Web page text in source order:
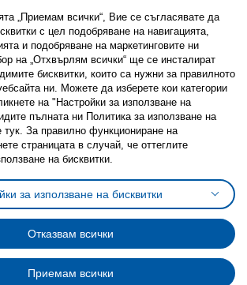
ни:
PinterestInstagram
за използване на бисквитки (Cookies)
за използване на бисквитки
на ikea.bgОбща политика за личните данни
защита на личните данни на ikea.bg
условия на програма IKEA Family
на лични данни на програма IKEA Family
„Приемам всички“, Вие се съгласявате да
с цел подобряване на навигацията,
и подобряване на маркетинговите ни
на „Отхвърлям всички“ ще се инсталират
бисквитки, които са нужни за правилното
ни. Можете да изберете кои категории
на "Настройки за използване на
пълната ни Политика за използване на
тук. За правилно функциониране на
страницата в случай, че оттеглите
на бисквитки.
за използване на бисквитки
Отказвам всички
Приемам всички